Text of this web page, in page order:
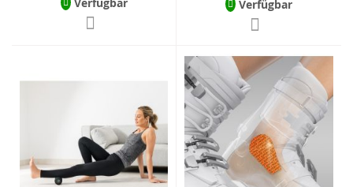
Verfügbar